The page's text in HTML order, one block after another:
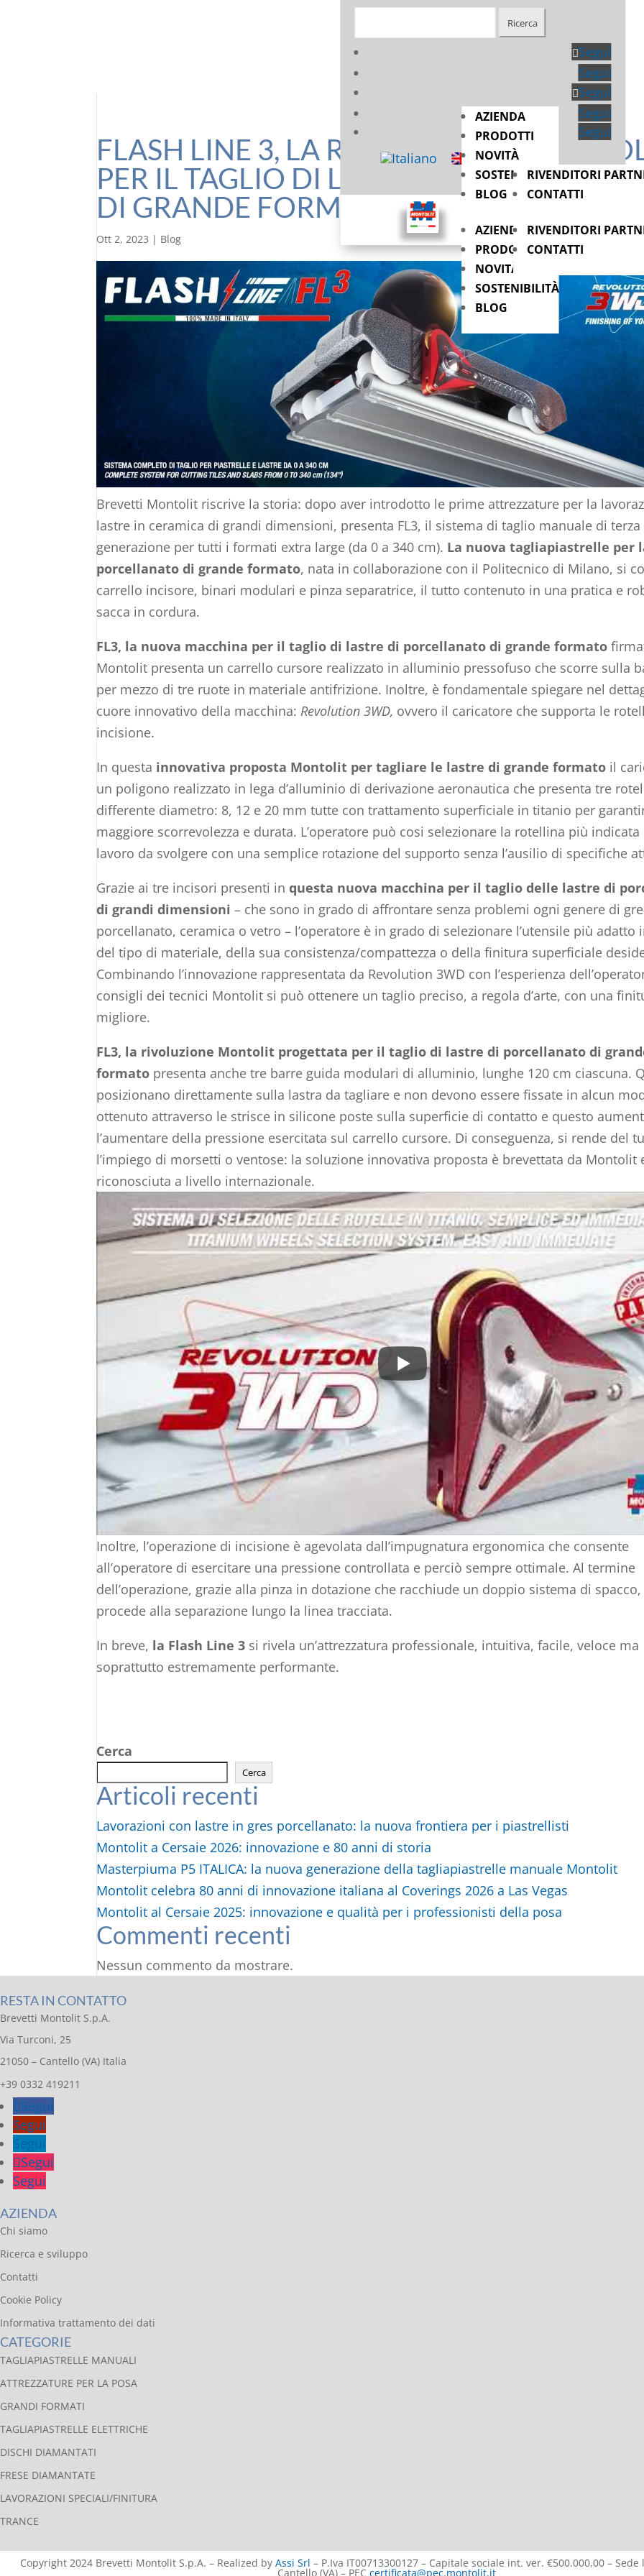
Segui
Segui
Segui
Segui
Segui
AZIENDA
PRODOTTI
NOVITÀ
SOSTENIBILITÀ
BLOG
AZIENDA
PRODOTTI
NOVITÀ
SOSTENIBILITÀ
BLOG
RIVENDITORI
CONTATTI
RIVENDITORI
CONTATTI
FLASH LINE 3, LA RIVOLUZIONE
PER IL TAGLIO DI LASTRE DI
DI GRANDE FORMATO
Ott 2, 2023 | Blog
Brevetti Montolit riscrive la storia: dopo aver introdotto le prime attrezzature per la
lastre in ceramica di grandi dimensioni, presenta FL3, il sistema di taglio manuale di terza
generazione per tutti i formati extra large (da 0 a 340 cm). La nuova tagliapiastrelle per
porcellanato di grande formato, nata in collaborazione con il Politecnico di Milano, si
carrello incisore, binari modulari e pinza separatrice, il tutto contenuto in una pratica e
sacca in cordura.
FL3, la nuova macchina per il taglio di lastre di porcellanato di grande formato
Montolit presenta un carrello cursore realizzato in alluminio pressofuso che scorre sulla
per mezzo di tre ruote in materiale antifrizione. Inoltre, è fondamentale spiegare nel
cuore innovativo della macchina: Revolution 3WD, ovvero il caricatore che supporta le
incisione.
In questa innovativa proposta Montolit per tagliare le lastre di grande formato il
un poligono realizzato in lega d’alluminio di derivazione aeronautica che presenta tre
differente diametro: 8, 12 e 20 mm tutte con trattamento superficiale in titanio per
maggiore scorrevolezza e durata. L’operatore può cosi selezionare la rotellina più
lavoro da svolgere con una semplice rotazione del supporto senza l’ausilio di specifiche
Grazie ai tre incisori presenti in questa nuova macchina per il taglio delle lastre di
di grandi dimensioni – che sono in grado di affrontare senza problemi ogni genere di
porcellanato, ceramica o vetro – l’operatore è in grado di selezionare l’utensile più adatto
del tipo di materiale, della sua consistenza/compattezza o della finitura superficiale
Combinando l’innovazione rappresentata da Revolution 3WD con l’esperienza
consigli dei tecnici Montolit si può ottenere un taglio preciso, a regola d’arte, con una
migliore.
FL3, la rivoluzione Montolit progettata per il taglio di lastre di porcellanato di
formato presenta anche tre barre guida modulari di alluminio, lunghe 120 cm ciascuna.
posizionano direttamente sulla lastra da tagliare e non devono essere fissate in alcun
ottenuto attraverso le strisce in silicone poste sulla superficie di contatto e questo
l’aumentare della pressione esercitata sul carrello cursore. Di conseguenza, si rende del
l’impiego di morsetti o ventose: la soluzione innovativa proposta è brevettata da Montolit
riconosciuta a livello internazionale.
Inoltre, l’operazione di incisione è agevolata dall’impugnatura ergonomica che consente
all’operatore di esercitare una pressione controllata e perciò sempre ottimale. Al termine
dell’operazione, grazie alla pinza in dotazione che racchiude un doppio sistema di
procede alla separazione lungo la linea tracciata.
In breve, la Flash Line 3 si rivela un’attrezzatura professionale, intuitiva, facile, veloce ma
soprattutto estremamente performante.
Cerca
Cerca
Articoli recenti
Lavorazioni con lastre in gres porcellanato: la nuova frontiera per i piastrellisti
Montolit a Cersaie 2026: innovazione e 80 anni di storia
Masterpiuma P5 ITALICA: la nuova generazione della tagliapiastrelle manuale Montolit
Montolit celebra 80 anni di innovazione italiana al Coverings 2026 a Las Vegas
Montolit al Cersaie 2025: innovazione e qualità per i professionisti della posa
Commenti recenti
Nessun commento da mostrare.
RESTA IN CONTATTO
Brevetti Montolit S.p.A.
Via Turconi, 25
21050 – Cantello (VA) Italia
+39 0332 419211
Segui
Segui
Segui
Segui
Segui
AZIENDA
Chi siamo
Ricerca e sviluppo
Contatti
Cookie Policy
Informativa trattamento dei dati
CATEGORIE
TAGLIAPIASTRELLE MANUALI
ATTREZZATURE PER LA POSA
GRANDI FORMATI
TAGLIAPIASTRELLE ELETTRICHE
DISCHI DIAMANTATI
FRESE DIAMANTATE
LAVORAZIONI SPECIALI/FINITURA
TRANCE
Copyright 2024 Brevetti Montolit S.p.A. – Realized byAssi Srl – P.Iva IT00713300127 – Capitale sociale int. ver. €500.000,00 –
Cantello (VA) – PEC certificata@pec.montolit.it